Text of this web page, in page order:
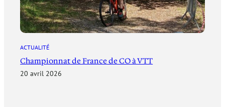
ACTUALITÉ
Championnat de France de CO à VTT
20 avril 2026